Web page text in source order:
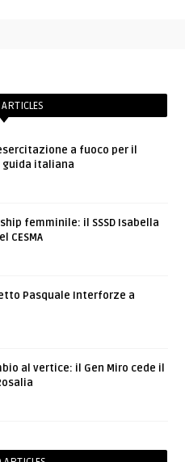
a fuoco per il
guida italiana
femminile: il SSSD Isabella
CESMA
Pasquale Interforze a
al vertice: il Gen Miro cede il